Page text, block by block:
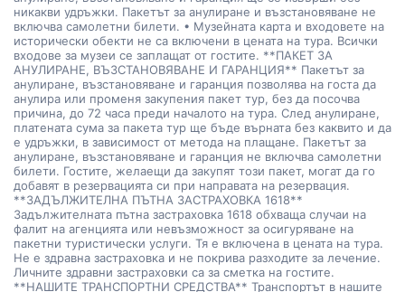
никакви удръжки. Пакетът за анулиране и възстановяване не
включва самолетни билети. • Музейната карта и входовете на
исторически обекти не са включени в цената на тура. Всички
входове за музеи се заплащат от гостите. **ПАКЕТ ЗА
АНУЛИРАНЕ, ВЪЗСТАНОВЯВАНЕ И ГАРАНЦИЯ** Пакетът за
анулиране, възстановяване и гаранция позволява на госта да
анулира или променя закупения пакет тур, без да посочва
причина, до 72 часа преди началото на тура. След анулиране,
платената сума за пакета тур ще бъде върната без каквито и да
е удръжки, в зависимост от метода на плащане. Пакетът за
анулиране, възстановяване и гаранция не включва самолетни
билети. Гостите, желаещи да закупят този пакет, могат да го
добавят в резервацията си при направата на резервация.
**ЗАДЪЛЖИТЕЛНА ПЪТНА ЗАСТРАХОВКА 1618**
Задължителната пътна застраховка 1618 обхваща случаи на
фалит на агенцията или невъзможност за осигуряване на
пакетни туристически услуги. Тя е включена в цената на тура.
Не е здравна застраховка и не покрива разходите за лечение.
Личните здравни застраховки са за сметка на гостите.
**НАШИТЕ ТРАНСПОРТНИ СРЕДСТВА** Транспортът в нашите